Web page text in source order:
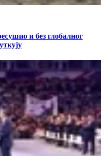
и без глобалног